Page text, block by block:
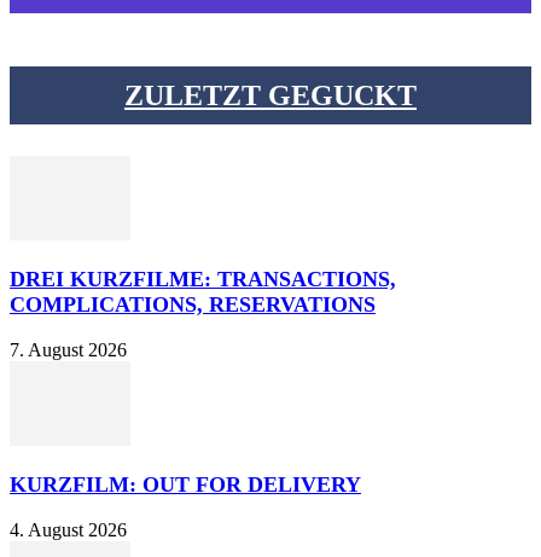
ZULETZT GEGUCKT
DREI KURZFILME: TRANSACTIONS,
COMPLICATIONS, RESERVATIONS
7. August 2026
KURZFILM: OUT FOR DELIVERY
4. August 2026